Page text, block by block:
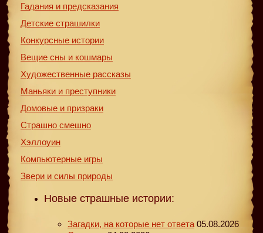
Гадания и предсказания
Детские страшилки
Конкурсные истории
Вещие сны и кошмары
Художественные рассказы
Маньяки и преступники
Домовые и призраки
Страшно смешно
Хэллоуин
Компьютерные игры
Звери и силы природы
Новые страшные истории:
Загадки, на которые нет ответа 05.08.2026